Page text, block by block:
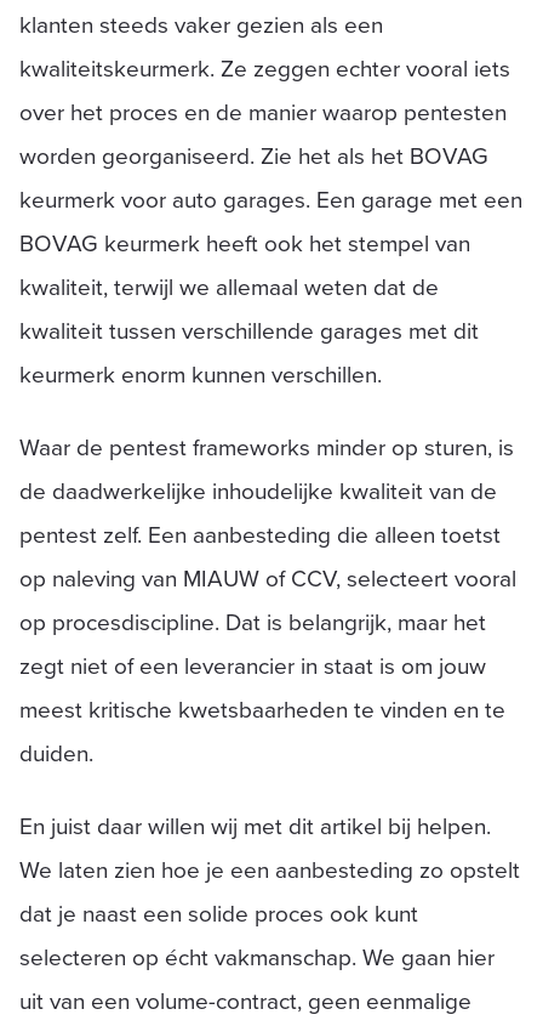
klanten steeds vaker gezien als een
kwaliteitskeurmerk. Ze zeggen echter vooral iets
over het proces en de manier waarop pentesten
worden georganiseerd. Zie het als het BOVAG
keurmerk voor auto garages. Een garage met een
BOVAG keurmerk heeft ook het stempel van
kwaliteit, terwijl we allemaal weten dat de
kwaliteit tussen verschillende garages met dit
keurmerk enorm kunnen verschillen.
Waar de pentest frameworks minder op sturen, is
de daadwerkelijke inhoudelijke kwaliteit van de
pentest zelf. Een aanbesteding die alleen toetst
op naleving van MIAUW of CCV, selecteert vooral
op procesdiscipline. Dat is belangrijk, maar het
zegt niet of een leverancier in staat is om jouw
meest kritische kwetsbaarheden te vinden en te
duiden.
En juist daar willen wij met dit artikel bij helpen.
We laten zien hoe je een aanbesteding zo opstelt
dat je naast een solide proces ook kunt
selecteren op écht vakmanschap. We gaan hier
uit van een volume-contract, geen eenmalige